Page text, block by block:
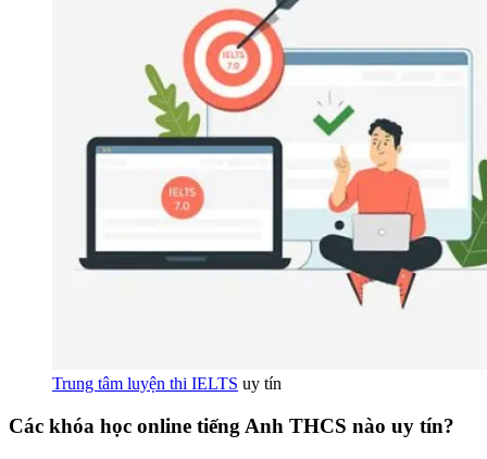
Trung tâm luyện thi IELTS uy tín
Các khóa học online tiếng Anh THCS nào uy tín?